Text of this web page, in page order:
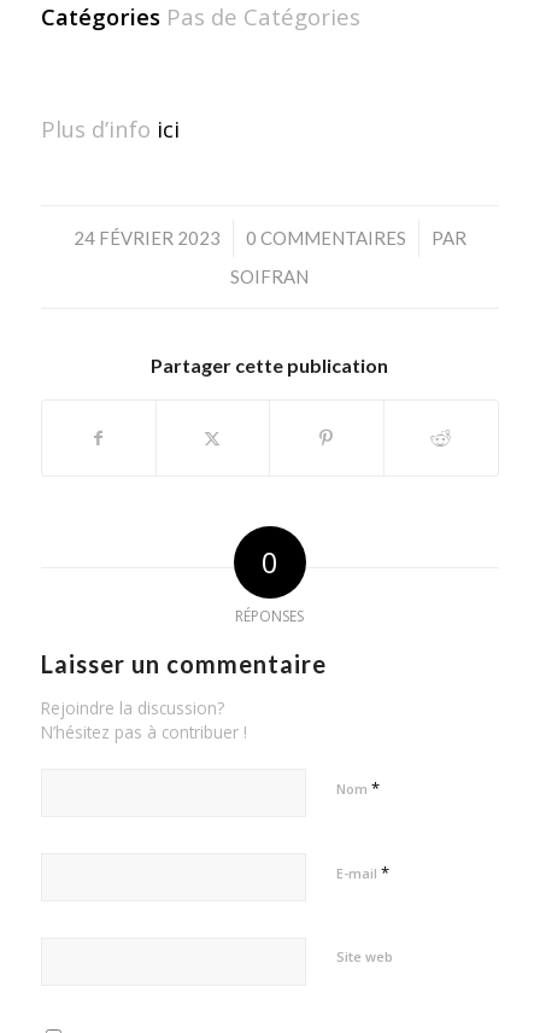
CatégoriesPas de Catégories
Plus d’info ici
24 FÉVRIER 2023
/ 0 COMMENTAIRES
/
PAR
SOIFRAN
Partager cette publication
0
RÉPONSES
Laisser un commentaire
Rejoindre la discussion?
N’hésitez pas à contribuer !
Nom *
E-mail *
Site web